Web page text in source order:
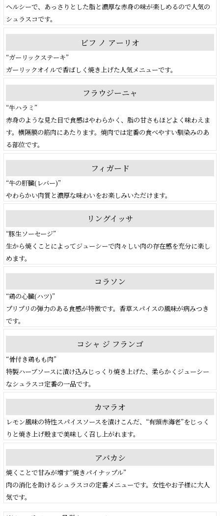
ヘルシーで、あっさりとした脂と濃厚な赤身の味が楽しめるので人気の
シュラスコです。
ビフ ノ アーリオ
“ガーリックステーキ”
ガーリックオイルで香ばしく焼き上げた人気メニューです。
フラウジーニャ
“牛ハラミ”
赤身のような見た目で食感はやわらかく、脂の甘さもほどよく味わえま
す。横隔膜の筋肉にあたります。焼肉では定番の食べやすい馴染みのあ
る部位です。
フィガード
“牛の肝臓(レバー)”
やわらかい肉質と濃厚な味わいをお楽しみいただけます。
リングイッサ
“豚生ソーセージ”
生から焼くことによってジューシーで肉々しい肉の存在感を充分に楽し
めます。
コラソン
“鶏の心臓(ハツ)”
プリプリの弾力のある食感が特徴です。香草スパイスの風味が病みつき
です。
コシャ ジ フランゴ
“骨付き鶏もも肉”
特製ハーブソースに漬け込みじっくり焼き上げた、柔らかくジューシー
なシュラスコ定番の一品です。
カマラオ
レモン風味の特性スパイスソースを漬けこんだ、“有頭赤海老”をじっく
りと焼き上げ殻まで美味しく召し上がれます。
アバカシ
焼くことで甘みが増す“焼きパイナップル”
肉の消化を助けるシュラスコの定番メニューです。女性やお子様に大人
気です。